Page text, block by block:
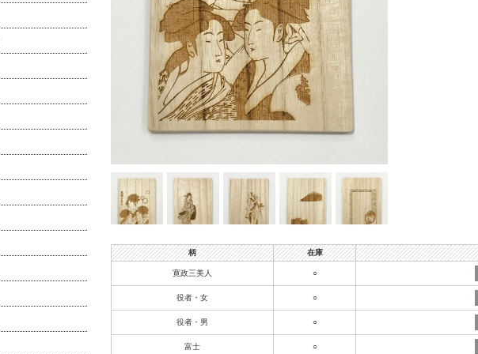
柄 在庫
寛政三美人 ○
役者・女 ○
役者・男 ○
富士 ○